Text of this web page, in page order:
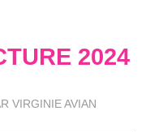
2024
VIRGINIE AVIAN